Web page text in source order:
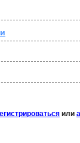
или